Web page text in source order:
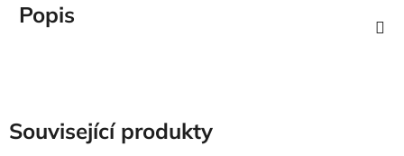
Popis
Související produkty